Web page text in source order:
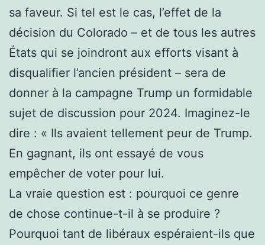
sa faveur. Si tel est le cas, l’effet de la
décision du Colorado – et de tous les autres
États qui se joindront aux efforts visant à
disqualifier l’ancien président – ​​sera de
donner à la campagne Trump un formidable
sujet de discussion pour 2024. Imaginez-le
dire : « Ils avaient tellement peur de Trump.
En gagnant, ils ont essayé de vous
empêcher de voter pour lui.
La vraie question est : pourquoi ce genre
de chose continue-t-il à se produire ?
Pourquoi tant de libéraux espéraient-ils que